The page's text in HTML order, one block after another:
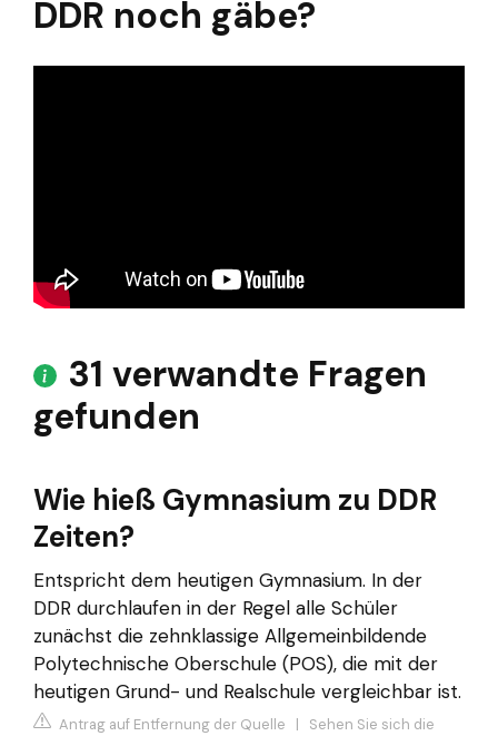
DDR noch gäbe?
31 verwandte Fragen
gefunden
Wie hieß Gymnasium zu DDR
Zeiten?
Entspricht dem heutigen Gymnasium. In der
DDR durchlaufen in der Regel alle Schüler
zunächst die zehnklassige Allgemeinbildende
Polytechnische Oberschule (POS), die mit der
heutigen Grund- und Realschule vergleichbar ist.
Antrag auf Entfernung der Quelle | Sehen Sie sich die